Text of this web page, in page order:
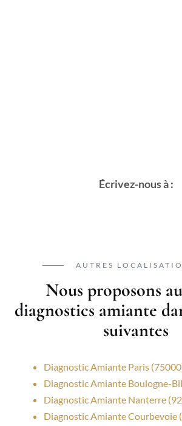
Écrivez-nous à :
AUTRES
Nous proposons
diagnostics amiante
suivantes
Diagnostic Amiante Paris
Diagnostic Amiante Boulogne-
Diagnostic Amiante Nanterre
Diagnostic Amiante Courbevoie